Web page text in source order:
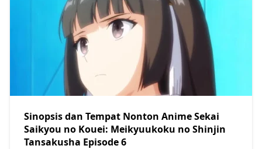
Sinopsis dan Tempat Nonton Anime Sekai
Saikyou no Kouei: Meikyuukoku no Shinjin
Tansakusha Episode 6